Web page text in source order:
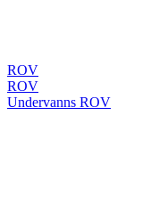
ROV
ROV
Undervanns ROV